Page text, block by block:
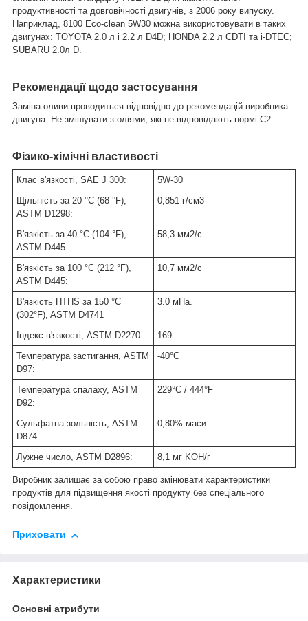
продуктивності та довговічності двигунів, з 2006 року випуску.
Наприклад, 8100 Eco-clean 5W30 можна використовувати в таких
двигунах: TOYOTA 2.0 л і 2.2 л D4D; HONDA 2.2 л CDTI та i-DTEC;
SUBARU 2.0л D.
Рекомендації щодо застосування
Заміна оливи проводиться відповідно до рекомендацій виробника
двигуна. Не змішувати з оліями, які не відповідають нормі C2.
Фізико-хімічні властивості
Клас в'язкості, SAE J 300:
5W-30
Щільність за 20 °C (68 °F),
ASTM D1298:
0,851 г/см3
В'язкість за 40 °C (104 °F),
ASTM D445:
58,3 мм2/с
В'язкість за 100 °C (212 °F),
ASTM D445:
10,7 мм2/с
В'язкість HTHS за 150 °C
(302°F), ASTM D4741
3.0 мПа.
Індекс в'язкості, ASTM D2270:
169
Температура застигання, ASTM
D97:
-40°C
Температура спалаху, ASTM
D92:
229°C / 444°F
Сульфатна зольність, ASTM
D874
0,80% маси
Лужне число, ASTM D2896: 8,1 мг KOH/г
Виробник залишає за собою право змінювати характеристики
продуктів для підвищення якості продукту без спеціального
повідомлення.
Приховати
Характеристики
Основні атрибути